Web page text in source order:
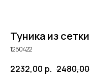
Туника из сетки
1250422
2232,00 р. 2480,00